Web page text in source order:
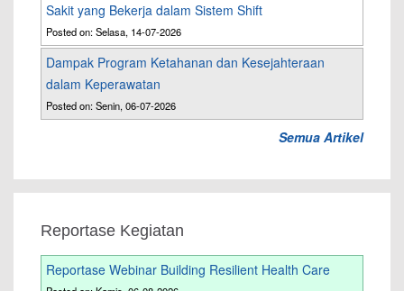
Sakit yang Bekerja dalam Sistem Shift
Posted on: Selasa, 14-07-2026
Dampak Program Ketahanan dan Kesejahteraan
dalam Keperawatan
Posted on: Senin, 06-07-2026
Semua Artikel
Reportase Kegiatan
Reportase Webinar Building Resilient Health Care